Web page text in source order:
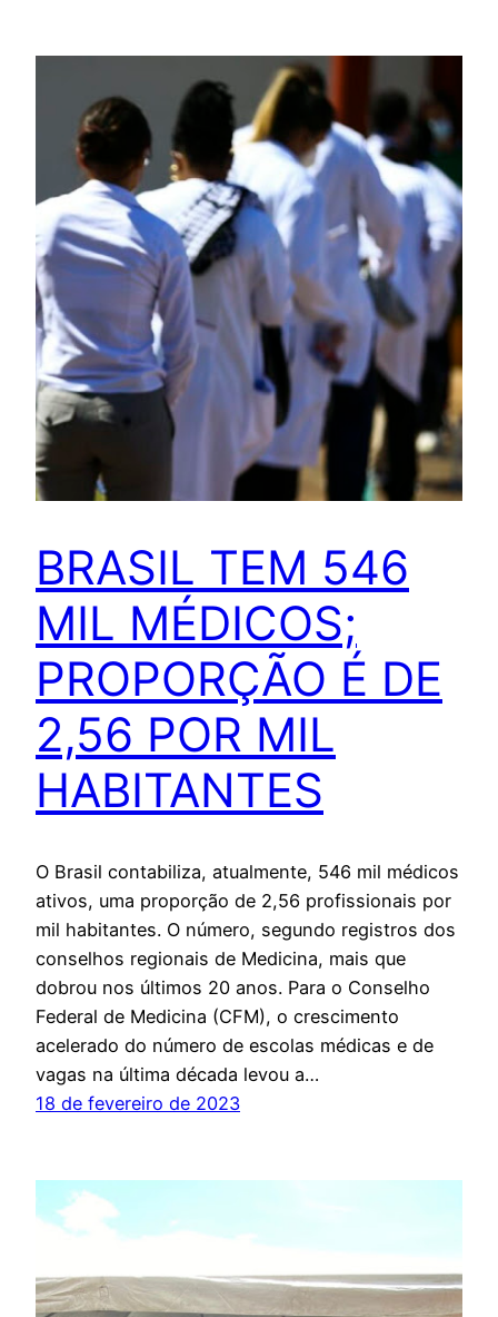
BRASIL TEM 546
MIL MÉDICOS;
PROPORÇÃO É DE
2,56 POR MIL
HABITANTES
O Brasil contabiliza, atualmente, 546 mil médicos
ativos, uma proporção de 2,56 profissionais por
mil habitantes. O número, segundo registros dos
conselhos regionais de Medicina, mais que
dobrou nos últimos 20 anos. Para o Conselho
Federal de Medicina (CFM), o crescimento
acelerado do número de escolas médicas e de
vagas na última década levou a…
18 de fevereiro de 2023